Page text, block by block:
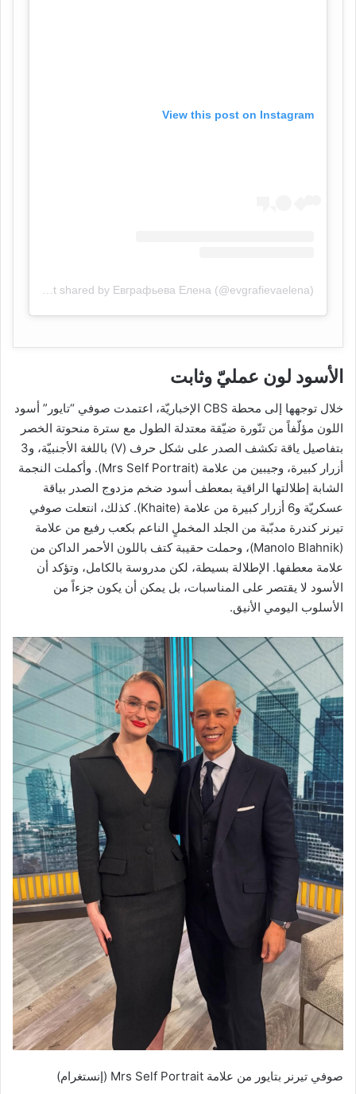
View this post on Instagram
الأسود لون عمليّ وثابت
خلال توجهها إلى محطة CBS الإخباريّة، اعتمدت صوفي “تايور” أسود
اللون مؤلّفاً من تنّورة ضيّقة معتدلة الطول مع سترة منحوتة الخصر
بتفاصيل ياقة تكشف الصدر على شكل حرف (V) باللغة الأجنبيّة، و3
أزرار كبيرة، وجيبين من علامة (Mrs Self Portrait). وأكملت النجمة
الشابة إطلالتها الراقية بمعطف أسود ضخم مزدوج الصدر بياقة
عسكريّة و6 أزرار كبيرة من علامة (Khaite). كذلك، انتعلت صوفي
تيرنر كندرة مدبّبة من الجلد المخملٍ الناعم بكعب رفيع من علامة
(Manolo Blahnik)، وحملت حقيبة كتف باللون الأحمر الداكن من
علامة معطفها. الإطلالة بسيطة، لكن مدروسة بالكامل، وتؤكد أن
الأسود لا يقتصر على المناسبات، بل يمكن أن يكون جزءاً من
الأسلوب اليومي الأنيق.
صوفي تيرنر بتايور من علامة Mrs Self Portrait (إنستغرام)